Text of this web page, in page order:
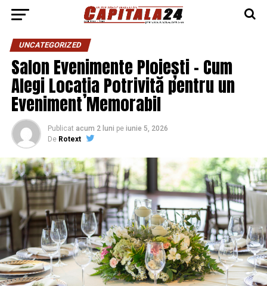
UNCATEGORIZED
Salon Evenimente Ploiești – Cum
Alegi Locația Potrivită pentru un
Eveniment Memorabil
Publicat acum 2 luni pe iunie 5, 2026
De Rotext